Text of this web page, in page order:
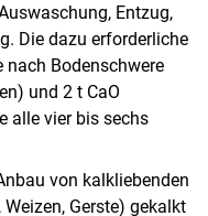
Entzug,
Die dazu erforderliche
nach Bodenschwere
und 2 t CaO
alle vier bis sechs
von kalkliebenden
Gerste) gekalkt